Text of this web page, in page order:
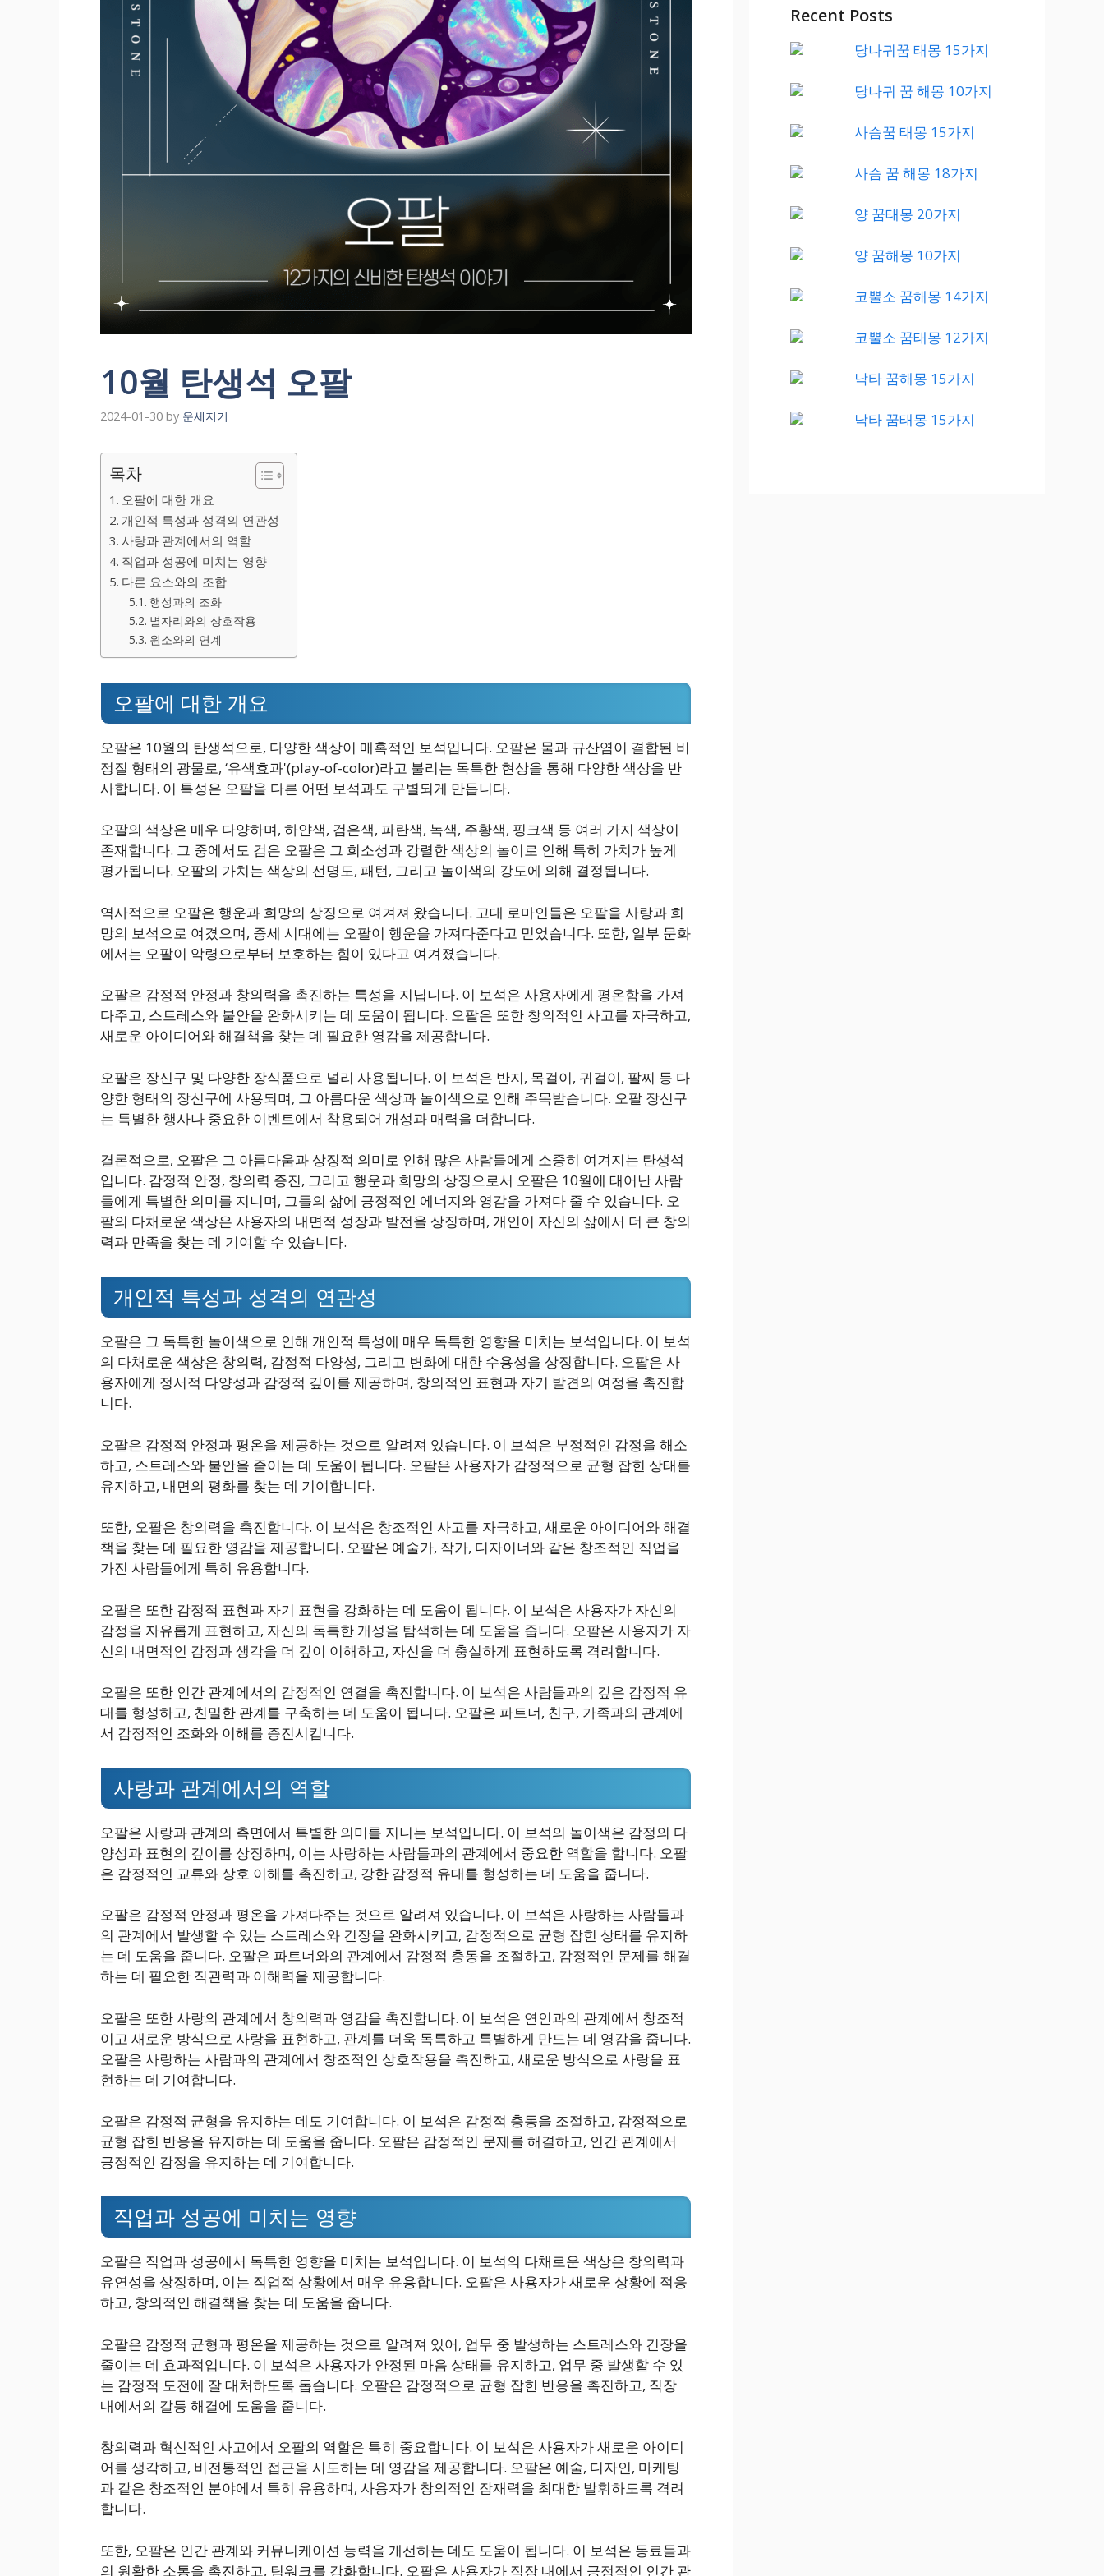
10월 탄생석 오팔
2024-01-30 by 운세지기
목차
오팔에 대한 개요
개인적 특성과 성격의 연관성
사랑과 관계에서의 역할
직업과 성공에 미치는 영향
다른 요소와의 조합
행성과의 조화
별자리와의 상호작용
원소와의 연계
오팔에 대한 개요
오팔은 10월의 탄생석으로, 다양한 색상이 매혹적인 보석입니다. 오팔은 물과 규산염이 결합된 비
정질 형태의 광물로, ‘유색효과'(play-of-color)라고 불리는 독특한 현상을 통해 다양한 색상을 반
사합니다. 이 특성은 오팔을 다른 어떤 보석과도 구별되게 만듭니다.
오팔의 색상은 매우 다양하며, 하얀색, 검은색, 파란색, 녹색, 주황색, 핑크색 등 여러 가지 색상이
존재합니다. 그 중에서도 검은 오팔은 그 희소성과 강렬한 색상의 놀이로 인해 특히 가치가 높게
평가됩니다. 오팔의 가치는 색상의 선명도, 패턴, 그리고 놀이색의 강도에 의해 결정됩니다.
역사적으로 오팔은 행운과 희망의 상징으로 여겨져 왔습니다. 고대 로마인들은 오팔을 사랑과 희
망의 보석으로 여겼으며, 중세 시대에는 오팔이 행운을 가져다준다고 믿었습니다. 또한, 일부 문화
에서는 오팔이 악령으로부터 보호하는 힘이 있다고 여겨졌습니다.
오팔은 감정적 안정과 창의력을 촉진하는 특성을 지닙니다. 이 보석은 사용자에게 평온함을 가져
다주고, 스트레스와 불안을 완화시키는 데 도움이 됩니다. 오팔은 또한 창의적인 사고를 자극하고,
새로운 아이디어와 해결책을 찾는 데 필요한 영감을 제공합니다.
오팔은 장신구 및 다양한 장식품으로 널리 사용됩니다. 이 보석은 반지, 목걸이, 귀걸이, 팔찌 등 다
양한 형태의 장신구에 사용되며, 그 아름다운 색상과 놀이색으로 인해 주목받습니다. 오팔 장신구
는 특별한 행사나 중요한 이벤트에서 착용되어 개성과 매력을 더합니다.
결론적으로, 오팔은 그 아름다움과 상징적 의미로 인해 많은 사람들에게 소중히 여겨지는 탄생석
입니다. 감정적 안정, 창의력 증진, 그리고 행운과 희망의 상징으로서 오팔은 10월에 태어난 사람
들에게 특별한 의미를 지니며, 그들의 삶에 긍정적인 에너지와 영감을 가져다 줄 수 있습니다. 오
팔의 다채로운 색상은 사용자의 내면적 성장과 발전을 상징하며, 개인이 자신의 삶에서 더 큰 창의
력과 만족을 찾는 데 기여할 수 있습니다.
개인적 특성과 성격의 연관성
오팔은 그 독특한 놀이색으로 인해 개인적 특성에 매우 독특한 영향을 미치는 보석입니다. 이 보석
의 다채로운 색상은 창의력, 감정적 다양성, 그리고 변화에 대한 수용성을 상징합니다. 오팔은 사
용자에게 정서적 다양성과 감정적 깊이를 제공하며, 창의적인 표현과 자기 발견의 여정을 촉진합
니다.
오팔은 감정적 안정과 평온을 제공하는 것으로 알려져 있습니다. 이 보석은 부정적인 감정을 해소
하고, 스트레스와 불안을 줄이는 데 도움이 됩니다. 오팔은 사용자가 감정적으로 균형 잡힌 상태를
유지하고, 내면의 평화를 찾는 데 기여합니다.
또한, 오팔은 창의력을 촉진합니다. 이 보석은 창조적인 사고를 자극하고, 새로운 아이디어와 해결
책을 찾는 데 필요한 영감을 제공합니다. 오팔은 예술가, 작가, 디자이너와 같은 창조적인 직업을
가진 사람들에게 특히 유용합니다.
오팔은 또한 감정적 표현과 자기 표현을 강화하는 데 도움이 됩니다. 이 보석은 사용자가 자신의
감정을 자유롭게 표현하고, 자신의 독특한 개성을 탐색하는 데 도움을 줍니다. 오팔은 사용자가 자
신의 내면적인 감정과 생각을 더 깊이 이해하고, 자신을 더 충실하게 표현하도록 격려합니다.
오팔은 또한 인간 관계에서의 감정적인 연결을 촉진합니다. 이 보석은 사람들과의 깊은 감정적 유
대를 형성하고, 친밀한 관계를 구축하는 데 도움이 됩니다. 오팔은 파트너, 친구, 가족과의 관계에
서 감정적인 조화와 이해를 증진시킵니다.
사랑과 관계에서의 역할
오팔은 사랑과 관계의 측면에서 특별한 의미를 지니는 보석입니다. 이 보석의 놀이색은 감정의 다
양성과 표현의 깊이를 상징하며, 이는 사랑하는 사람들과의 관계에서 중요한 역할을 합니다. 오팔
은 감정적인 교류와 상호 이해를 촉진하고, 강한 감정적 유대를 형성하는 데 도움을 줍니다.
오팔은 감정적 안정과 평온을 가져다주는 것으로 알려져 있습니다. 이 보석은 사랑하는 사람들과
의 관계에서 발생할 수 있는 스트레스와 긴장을 완화시키고, 감정적으로 균형 잡힌 상태를 유지하
는 데 도움을 줍니다. 오팔은 파트너와의 관계에서 감정적 충동을 조절하고, 감정적인 문제를 해결
하는 데 필요한 직관력과 이해력을 제공합니다.
오팔은 또한 사랑의 관계에서 창의력과 영감을 촉진합니다. 이 보석은 연인과의 관계에서 창조적
이고 새로운 방식으로 사랑을 표현하고, 관계를 더욱 독특하고 특별하게 만드는 데 영감을 줍니다.
오팔은 사랑하는 사람과의 관계에서 창조적인 상호작용을 촉진하고, 새로운 방식으로 사랑을 표
현하는 데 기여합니다.
오팔은 감정적 균형을 유지하는 데도 기여합니다. 이 보석은 감정적 충동을 조절하고, 감정적으로
균형 잡힌 반응을 유지하는 데 도움을 줍니다. 오팔은 감정적인 문제를 해결하고, 인간 관계에서
긍정적인 감정을 유지하는 데 기여합니다.
직업과 성공에 미치는 영향
오팔은 직업과 성공에서 독특한 영향을 미치는 보석입니다. 이 보석의 다채로운 색상은 창의력과
유연성을 상징하며, 이는 직업적 상황에서 매우 유용합니다. 오팔은 사용자가 새로운 상황에 적응
하고, 창의적인 해결책을 찾는 데 도움을 줍니다.
오팔은 감정적 균형과 평온을 제공하는 것으로 알려져 있어, 업무 중 발생하는 스트레스와 긴장을
줄이는 데 효과적입니다. 이 보석은 사용자가 안정된 마음 상태를 유지하고, 업무 중 발생할 수 있
는 감정적 도전에 잘 대처하도록 돕습니다. 오팔은 감정적으로 균형 잡힌 반응을 촉진하고, 직장
내에서의 갈등 해결에 도움을 줍니다.
창의력과 혁신적인 사고에서 오팔의 역할은 특히 중요합니다. 이 보석은 사용자가 새로운 아이디
어를 생각하고, 비전통적인 접근을 시도하는 데 영감을 제공합니다. 오팔은 예술, 디자인, 마케팅
과 같은 창조적인 분야에서 특히 유용하며, 사용자가 창의적인 잠재력을 최대한 발휘하도록 격려
합니다.
또한, 오팔은 인간 관계와 커뮤니케이션 능력을 개선하는 데도 도움이 됩니다. 이 보석은 동료들과
의 원활한 소통을 촉진하고, 팀워크를 강화합니다. 오팔은 사용자가 직장 내에서 긍정적인 인간 관
Recent Posts
당나귀꿈 태몽 15가지
당나귀 꿈 해몽 10가지
사슴꿈 태몽 15가지
사슴 꿈 해몽 18가지
양 꿈태몽 20가지
양 꿈해몽 10가지
코뿔소 꿈해몽 14가지
코뿔소 꿈태몽 12가지
낙타 꿈해몽 15가지
낙타 꿈태몽 15가지